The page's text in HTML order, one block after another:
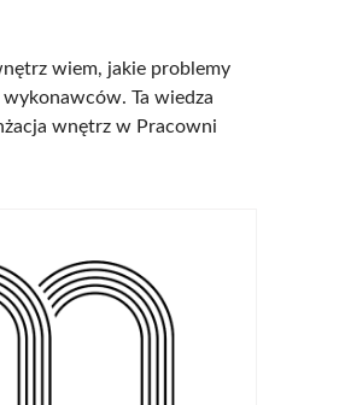
wiem, jakie problemy
Ta wiedza
wnętrz w Pracowni